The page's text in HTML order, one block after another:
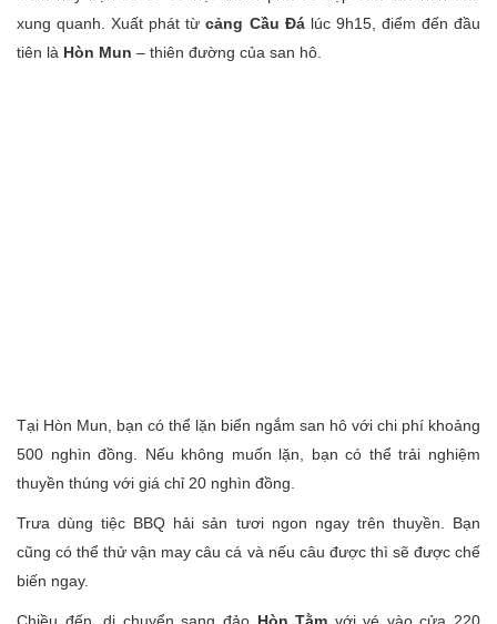
xung quanh. Xuất phát từcảng Cầu Đálúc 9h15, điểm đến đầu
tiên là Hòn Mun – thiên đường của san hô.
Tại Hòn Mun, bạn có thể lặn biển ngắm san hô với chi phí khoảng
500 nghìn đồng. Nếu không muốn lặn, bạn có thể trải nghiệm
thuyền thúng với giá chỉ 20 nghìn đồng.
Trưa dùng tiệc BBQ hải sản tươi ngon ngay trên thuyền. Bạn
cũng có thể thử vận may câu cá và nếu câu được thì sẽ được chế
biến ngay.
Chiều đến, di chuyển sang đảoHòn Tằm với vé vào cửa 220